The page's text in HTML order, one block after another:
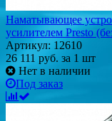
Наматывающее
усилителем Presto
Артикул: 12610
26 111 руб. за 1 шт
Нет в наличии
Под заказ